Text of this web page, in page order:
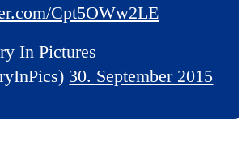
Cpt5OWw2LE
In Pictures
30. September 2015